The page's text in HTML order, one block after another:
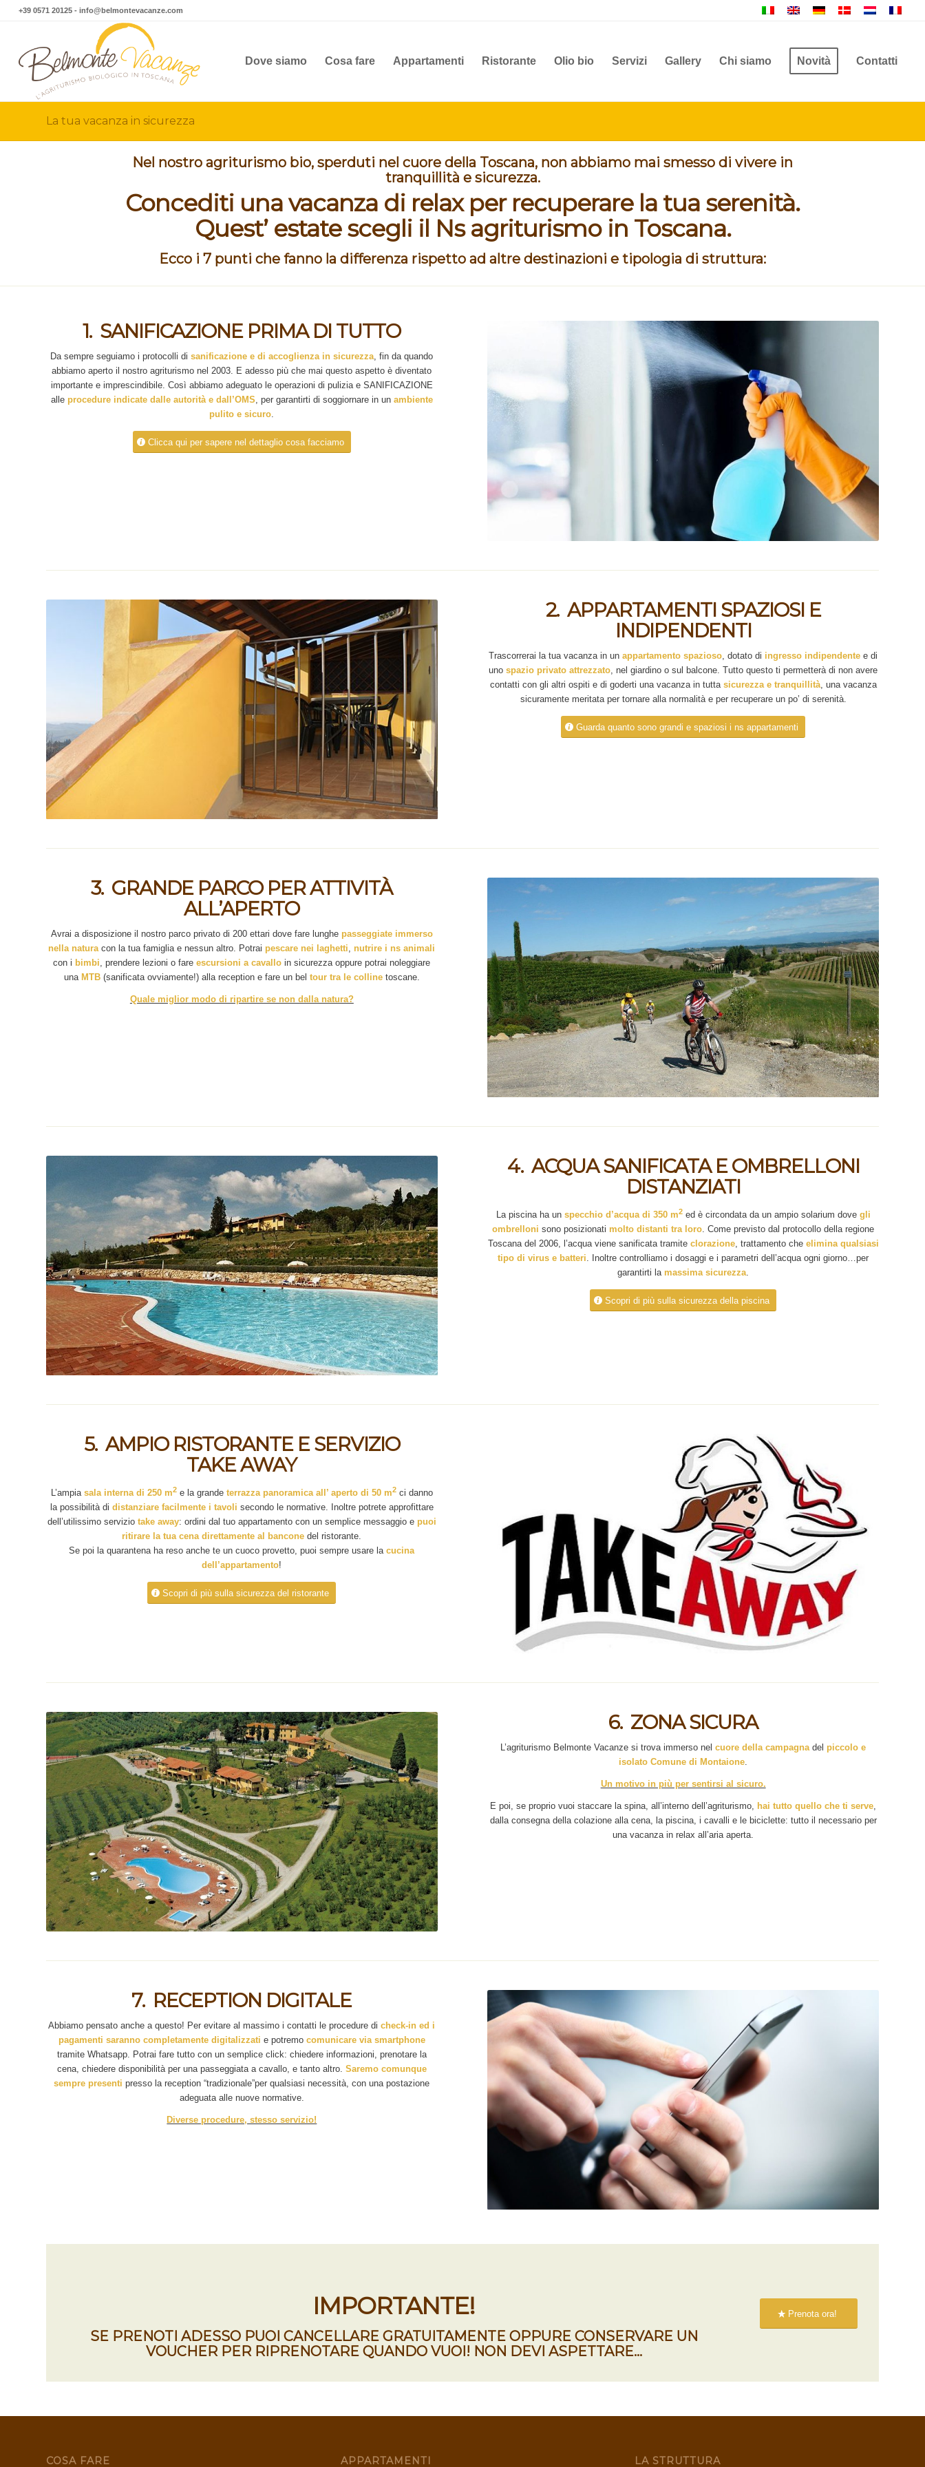
+39 0571 20125- info@belmontevacanze.com
Dove siamo Cosa fare Appartamenti Ristorante Olio bio Servizi Gallery Chi siamo Novità Contatti
La tua vacanza in sicurezza
Nel nostro agriturismo bio, sperduti nel cuore della Toscana, non abbiamo mai smesso di vivere in
tranquillità e sicurezza.
Concediti una vacanza di relax per recuperare la tua serenità.
Quest’ estate scegli il Ns agriturismo in Toscana.
Ecco i 7 punti che fanno la differenza rispetto ad altre destinazioni e tipologia di struttura:
1. SANIFICAZIONE PRIMA DI TUTTO
Da sempre seguiamo i protocolli disanificazione e di accoglienza in sicurezza, fin da quando
abbiamo aperto il nostro agriturismo nel 2003. E adesso più che mai questo aspetto è diventato
importante e imprescindibile. Così abbiamo adeguato le operazioni di pulizia e SANIFICAZIONE
alle procedure indicate dalle autorità e dall’OMS, per garantirti di soggiornare in un ambiente
pulito e sicuro.
Clicca qui per sapere nel dettaglio cosa facciamo
2. APPARTAMENTI SPAZIOSI E
INDIPENDENTI
Trascorrerai la tua vacanza in unappartamento spazioso , dotato di ingresso indipendente e di
unospazio privato attrezzato , nel giardino o sul balcone. Tutto questo ti permetterà di non avere
contatti con gli altri ospiti e di goderti una vacanza in tutta sicurezza e tranquillità, una vacanza
sicuramente meritata per tornare alla normalità e per recuperare un po’ di serenità.
Guarda quanto sono grandi e spaziosi i ns appartamenti
3. GRANDE PARCO PER ATTIVITÀ
ALL’APERTO
Avrai a disposizione il nostro parco privato di 200 ettari dove fare lunghe passeggiate immerso
nella naturacon la tua famiglia e nessun altro. Potrai pescare nei laghetti, nutrire i ns animali
con i bimbi, prendere lezioni o fareescursioni a cavallo in sicurezza oppure potrai noleggiare
una MTB(sanificata ovviamente!) alla reception e fare un bel tour tra le collinetoscane.
Quale miglior modo di ripartire se non dalla natura?
4. ACQUA SANIFICATA E OMBRELLONI
DISTANZIATI
La piscina ha un specchio d’acqua di 350 m2ed è circondata da un ampio solarium dove gli
ombrellonisono posizionati molto distanti tra loro. Come previsto dal protocollo della regione
Toscana del 2006, l’acqua viene sanificata tramite clorazione, trattamento che elimina qualsiasi
tipo di virus e batteri. Inoltre controlliamo i dosaggi e i parametri dell’acqua ogni giorno…per
garantirti la massima sicurezza.
Scopri di più sulla sicurezza della piscina
5. AMPIO RISTORANTE E SERVIZIO
TAKE AWAY
L’ampia sala interna di 250 m2e la grande terrazza panoramica all’ aperto di 50 m2ci danno
la possibilità di distanziare facilmente i tavoli secondo le normative. Inoltre potrete approfittare
dell’utilissimo servizio take away: ordini dal tuo appartamento con un semplice messaggio e puoi
ritirare la tua cena direttamente al bancone del ristorante.
Se poi la quarantena ha reso anche te un cuoco provetto, puoi sempre usare lacucina
dell’appartamento!
Scopri di più sulla sicurezza del ristorante
6. ZONA SICURA
L’agriturismo Belmonte Vacanze si trova immerso nelcuore della campagnadel piccolo e
isolato Comune di Montaione.
Un motivo in più per sentirsi al sicuro.
E poi, se proprio vuoi staccare la spina, all’interno dell’agriturismo, hai tutto quello che ti serve,
dalla consegna della colazione alla cena, la piscina, i cavalli e le biciclette: tutto il necessario per
una vacanza in relax all’aria aperta.
7. RECEPTION DIGITALE
Abbiamo pensato anche a questo! Per evitare al massimo i contatti le procedure dicheck-in ed i
pagamenti saranno completamente digitalizzati e potremo comunicare via smartphone
tramite Whatsapp. Potrai fare tutto con un semplice click: chiedere informazioni, prenotare la
cena, chiedere disponibilità per una passeggiata a cavallo, e tanto altro. Saremo comunque
sempre presenti presso la reception “tradizionale”per qualsiasi necessità, con una postazione
adeguata alle nuove normative.
Diverse procedure, stesso servizio!
IMPORTANTE!
SE PRENOTI ADESSO PUOI CANCELLARE GRATUITAMENTE OPPURE CONSERVARE UN
VOUCHER PER RIPRENOTARE QUANDO VUOI! NON DEVI ASPETTARE…
Prenota ora!
COSA FARE APPARTAMENTI LA STRUTTURA